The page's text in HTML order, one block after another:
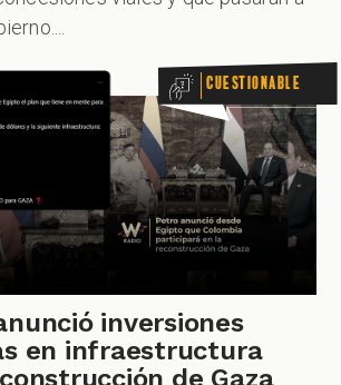
Cuestionable
inversiones
en infraestructura
de Gaza